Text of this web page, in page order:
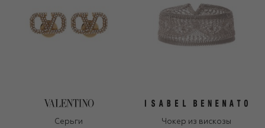
Серьги
Чокер из вискозы